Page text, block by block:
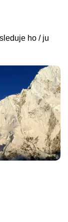
ho / ju